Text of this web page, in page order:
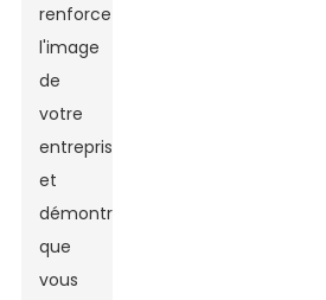
renforce
l'image
de
votre
entreprise
et
démontre
que
vous